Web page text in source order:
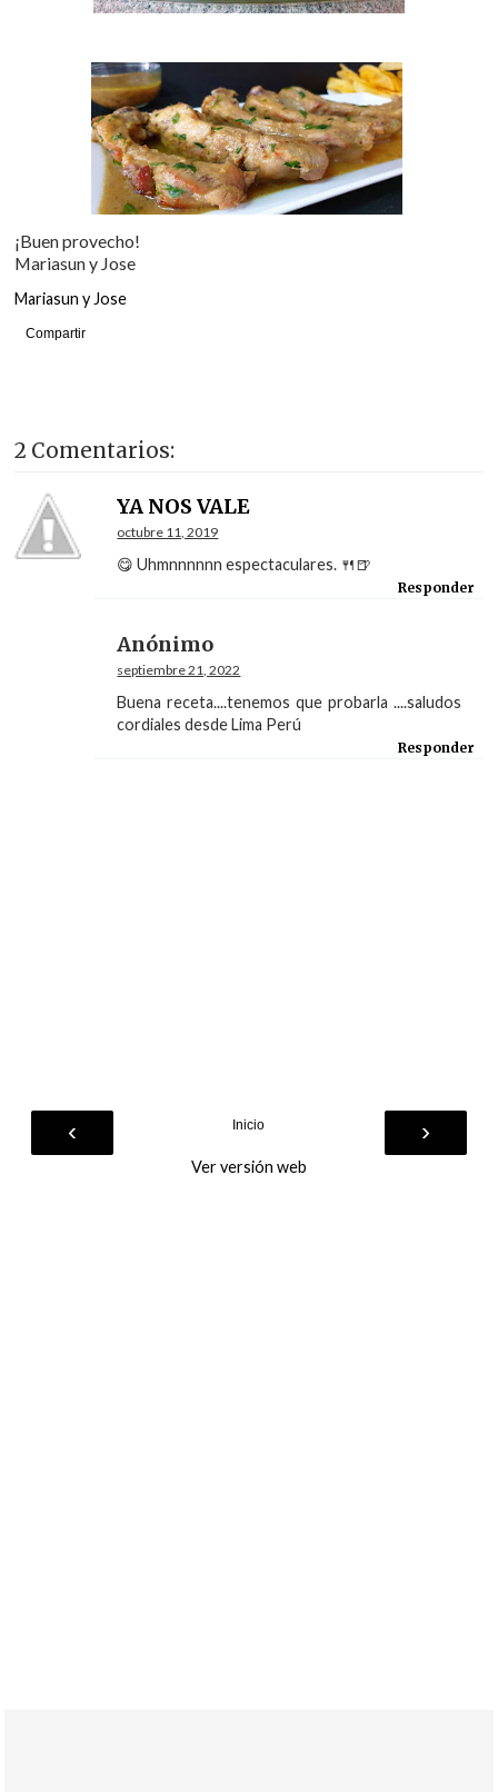
¡Buen provecho!
Mariasun y Jose
Mariasun y Jose
Compartir
2 Comentarios:
YA NOS VALE
octubre 11, 2019
😋 Uhmnnnnnn espectaculares. 🍴🍺
Responder
Anónimo
septiembre 21, 2022
Buena receta....tenemos que probarla ....saludos
cordiales desde Lima Perú
Responder
‹ ›
Inicio
Ver versión web